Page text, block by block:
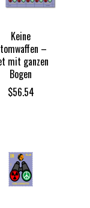
Keine
–
mit ganzen
Bogen
$56.54